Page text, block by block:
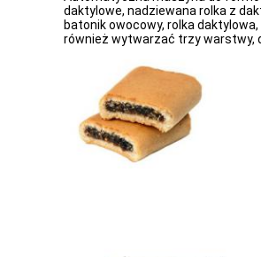
daktylowe, nadziewana rolka z
batonik owocowy, rolka
również wytwarzać trzy warstwy,